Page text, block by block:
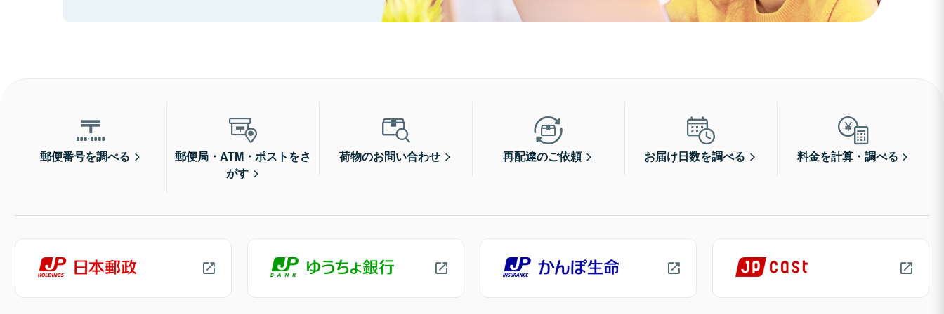
郵便番号を調べる
郵便局・ATM・ポストをさ
がす
荷物のお問い合わせ 再配達のご依頼 お届け日数を調べる 料金を計算・調べる